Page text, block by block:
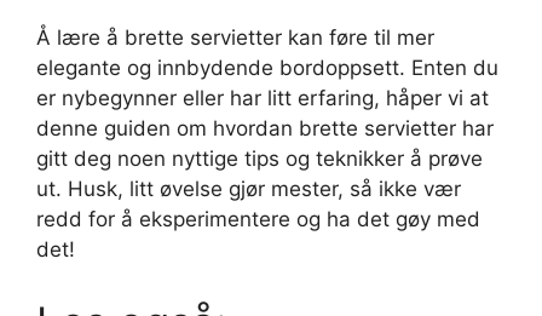
Å lære å brette servietter kan føre til mer
elegante og innbydende bordoppsett. Enten du
er nybegynner eller har litt erfaring, håper vi at
denne guiden om hvordan brette servietter har
gitt deg noen nyttige tips og teknikker å prøve
ut. Husk, litt øvelse gjør mester, så ikke vær
redd for å eksperimentere og ha det gøy med
det!